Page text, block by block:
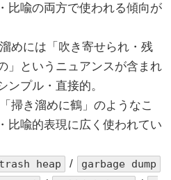
比喩の両方で使われる傾向が
めには「吹き寄せられ・残
」というニュアンスが含まれ
ンプル・直接的。
掃き溜めに鶴」のようなこ
比喩的表現に広く使われてい
trash heap / garbage dump